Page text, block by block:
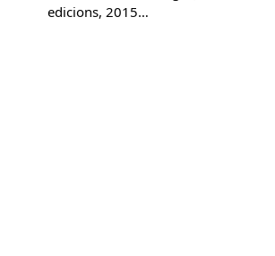
edicions, 2015…